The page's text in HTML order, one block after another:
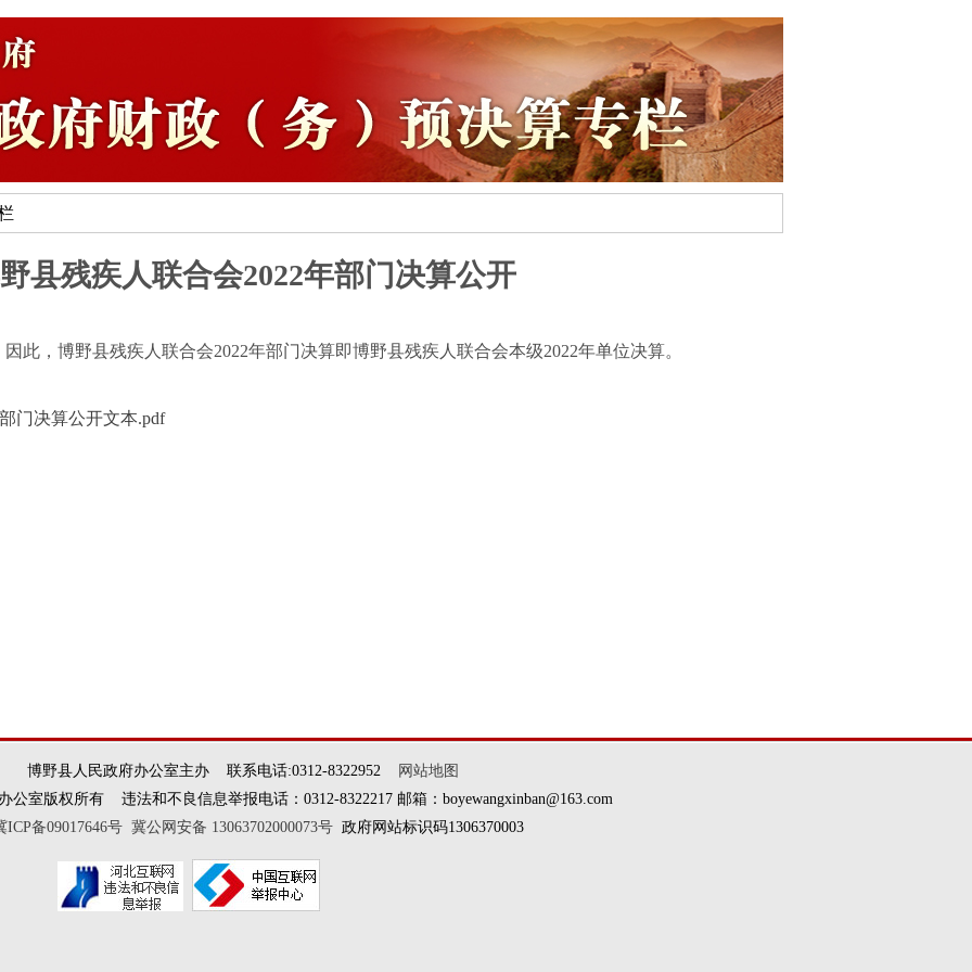
县残疾人联合会2022年部门决算公开
此，博野县残疾人联合会2022年部门决算即博野县残疾人联合会本级2022年单位决算。
门决算公开文本.pdf
博野县人民政府办公室主办 联系电话:0312-8322952
网站地图
室版权所有 违法和不良信息举报电话：0312-8322217 邮箱：boyewangxinban@163.com
ICP备09017646号 冀公网安备 13063702000073号 政府网站标识码1306370003